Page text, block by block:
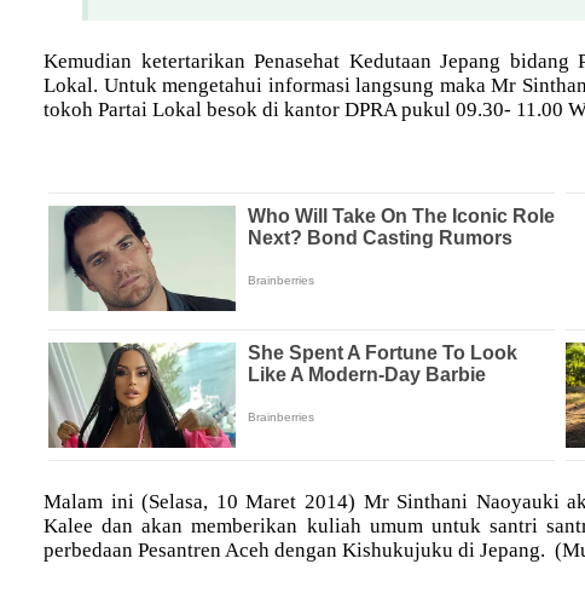
Kemudian ketertarikan Penasehat Kedutaan Jepang
Lokal. Untuk mengetahui informasi langsung maka Mr
tokoh Partai Lokal besok di kantor DPRA pukul 09.30- 11.00
Malam ini (Selasa, 10 Maret 2014) Mr Sinthani Naoyauki
Kalee dan akan memberikan kuliah umum untuk santri
perbedaan Pesantren Aceh dengan Kishukujuku di Jepang.